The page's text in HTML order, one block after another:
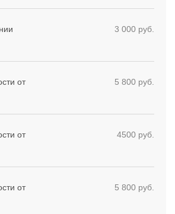
3 000 руб.
от
5 800 руб.
от
4500 руб.
от
5 800 руб.